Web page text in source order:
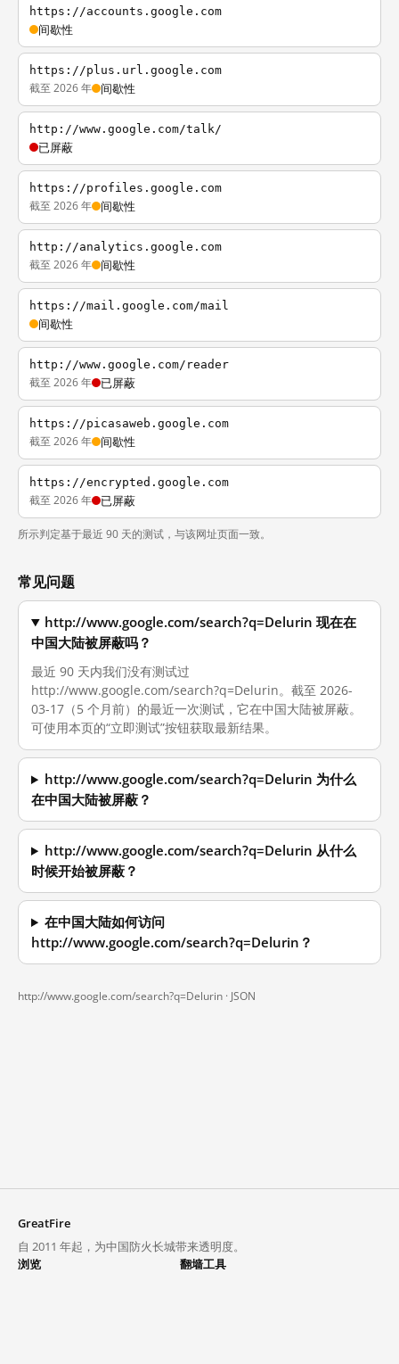
https://accounts.google.com
间歇性
https://plus.url.google.com
截至 2026 年 间歇性
http://www.google.com/talk/
已屏蔽
https://profiles.google.com
截至 2026 年 间歇性
http://analytics.google.com
截至 2026 年 间歇性
https://mail.google.com/mail
间歇性
http://www.google.com/reader
截至 2026 年 已屏蔽
https://picasaweb.google.com
截至 2026 年 间歇性
https://encrypted.google.com
截至 2026 年 已屏蔽
所示判定基于最近 90 天的测试，与该网址页面一致。
常见问题
http://www.google.com/search?q=Delurin 现在在
中国大陆被屏蔽吗？
最近 90 天内我们没有测试过
http://www.google.com/search?q=Delurin。截至 2026-
03-17（5 个月前）的最近一次测试，它在中国大陆被屏蔽。
可使用本页的“立即测试”按钮获取最新结果。
http://www.google.com/search?q=Delurin 为什么
在中国大陆被屏蔽？
http://www.google.com/search?q=Delurin 从什么
时候开始被屏蔽？
在中国大陆如何访问
http://www.google.com/search?q=Delurin？
http://www.google.com/search?q=Delurin · JSON
GreatFire
自 2011 年起，为中国防火长城带来透明度。
浏览
翻墙工具